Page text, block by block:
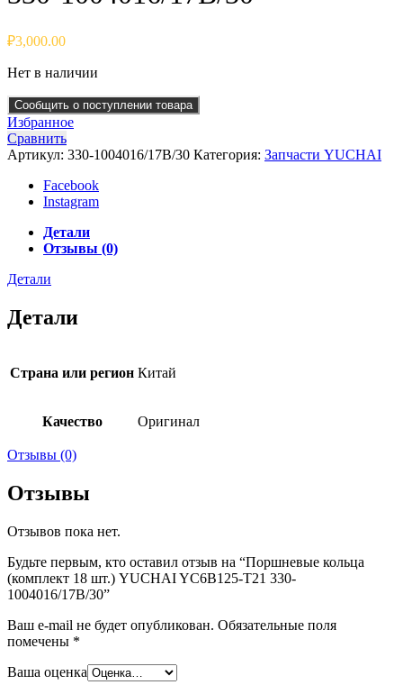
₽3,000.00
Нет в наличии
Сообщить о поступлении товара
Избранное
Сравнить
Артикул: 330-1004016/17B/30 Категория: Запчасти YUCHAI
Facebook
Instagram
Детали
Отзывы (0)
Детали
Детали
Страна или регион Китай
Качество Оригинал
Отзывы (0)
Отзывы
Отзывов пока нет.
Будьте первым, кто оставил отзыв на “Поршневые кольца
(комплект 18 шт.) YUCHAI YC6B125-T21 330-
1004016/17B/30”
Ваш e-mail не будет опубликован. Обязательные поля
помечены *
Ваша оценка